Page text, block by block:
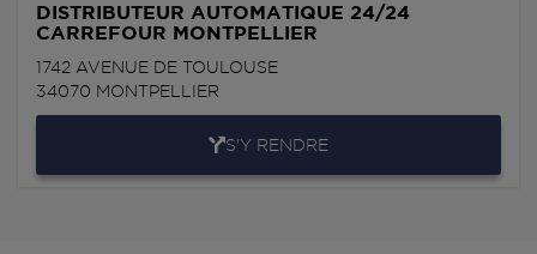
DISTRIBUTEUR AUTOMATIQUE 24/24
CARREFOUR MONTPELLIER
1742 AVENUE DE TOULOUSE
34070 MONTPELLIER
S'Y RENDRE